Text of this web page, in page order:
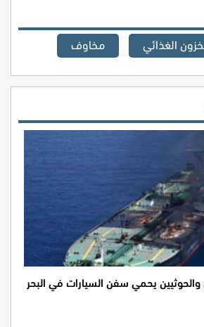
الغذائي مخاوف
يحمي سفن السيارات في البحر